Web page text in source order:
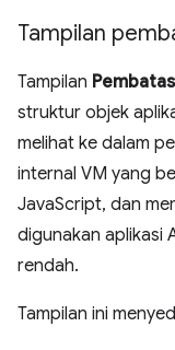
Tampilan
Tampilan
struktur objek
melihat ke dalam
internal VM yang
JavaScript, dan
digunakan aplikasi
rendah.
Tampilan ini